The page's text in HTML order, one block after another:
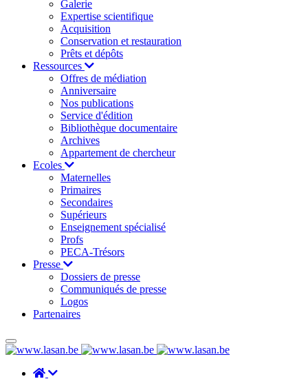
Galerie
Expertise scientifique
Acquisition
Conservation et restauration
Prêts et dépôts
Ressources
Offres de médiation
Anniversaire
Nos publications
Service d'édition
Bibliothèque documentaire
Archives
Appartement de chercheur
Ecoles
Maternelles
Primaires
Secondaires
Supérieurs
Enseignement spécialisé
Profs
PECA-Trésors
Presse
Dossiers de presse
Communiqués de presse
Logos
Partenaires